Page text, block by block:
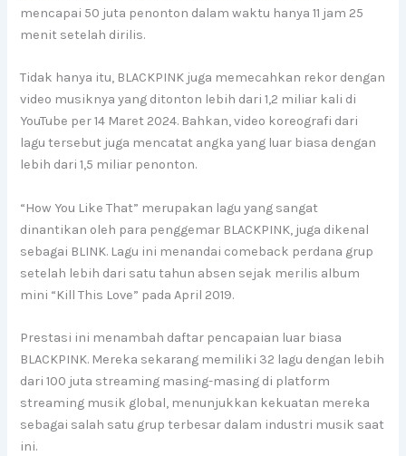
mencapai 50 juta penonton dalam waktu hanya 11 jam 25
menit setelah dirilis.
Tidak hanya itu, BLACKPINK juga memecahkan rekor dengan
video musiknya yang ditonton lebih dari 1,2 miliar kali di
YouTube per 14 Maret 2024. Bahkan, video koreografi dari
lagu tersebut juga mencatat angka yang luar biasa dengan
lebih dari 1,5 miliar penonton.
“How You Like That” merupakan lagu yang sangat
dinantikan oleh para penggemar BLACKPINK, juga dikenal
sebagai BLINK. Lagu ini menandai comeback perdana grup
setelah lebih dari satu tahun absen sejak merilis album
mini “Kill This Love” pada April 2019.
Prestasi ini menambah daftar pencapaian luar biasa
BLACKPINK. Mereka sekarang memiliki 32 lagu dengan lebih
dari 100 juta streaming masing-masing di platform
streaming musik global, menunjukkan kekuatan mereka
sebagai salah satu grup terbesar dalam industri musik saat
ini.